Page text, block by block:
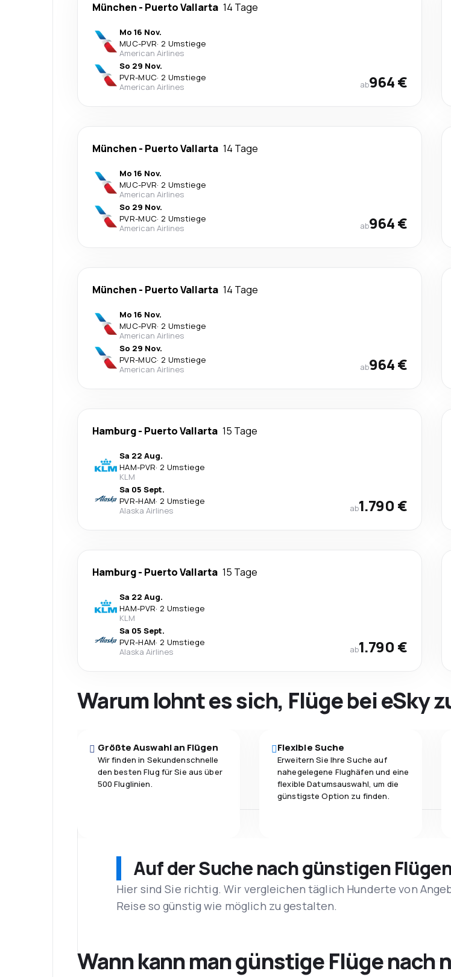
München - Puerto Vallarta 14 Tage
Mo 16 Nov.
MUC-PVR· 2 Umstiege
American Airlines
So 29 Nov.
PVR-MUC· 2 Umstiege
American Airlines
ab964 €
München - Puerto Vallarta 14 Tage
Mo 16 Nov.
MUC-PVR· 2 Umstiege
American Airlines
So 29 Nov.
PVR-MUC· 2 Umstiege
American Airlines
ab964 €
München - Puerto Vallarta 14 Tage
Mo 16 Nov.
MUC-PVR· 2 Umstiege
American Airlines
So 29 Nov.
PVR-MUC· 2 Umstiege
American Airlines
ab964 €
Hamburg- Puerto Vallarta 15 Tage
Sa 22 Aug.
HAM-PVR· 2 Umstiege
KLM
Sa 05 Sept.
PVR-HAM· 2 Umstiege
Alaska Airlines
ab1.790 €
Hamburg- Puerto Vallarta 15 Tage
Sa 22 Aug.
HAM-PVR· 2 Umstiege
KLM
Sa 05 Sept.
PVR-HAM· 2 Umstiege
Alaska Airlines
ab1.790 €
Warum lohnt es sich, Flüge bei eSky
Größte Auswahl an Flügen
Wir finden in Sekundenschnelle
den besten Flug für Sie aus über
500 Fluglinien.
Flexible Suche
Erweitern Sie Ihre Suche auf
nahegelegene Flughäfen und eine
flexible Datumsauswahl, um die
günstigste Option zu finden.
Auf der Suche nach günstigen
Hier sind Sie richtig. Wir vergleichen täglich Hunderte von
Reise so günstig wie möglich zu gestalten.
Wann kann man günstige Flüge